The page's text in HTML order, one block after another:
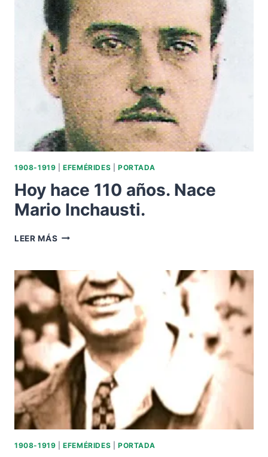
NACE
CARLOS
ITURRASPE.
1908-1919 |EFEMÉRIDES PORTADA
Hoy hace 110 años. Nace
Mario Inchausti.
LEER MÁS HOY
AÑOS.
NACE
MARIO
INCHAUSTI.
1908-1919 |EFEMÉRIDES PORTADA